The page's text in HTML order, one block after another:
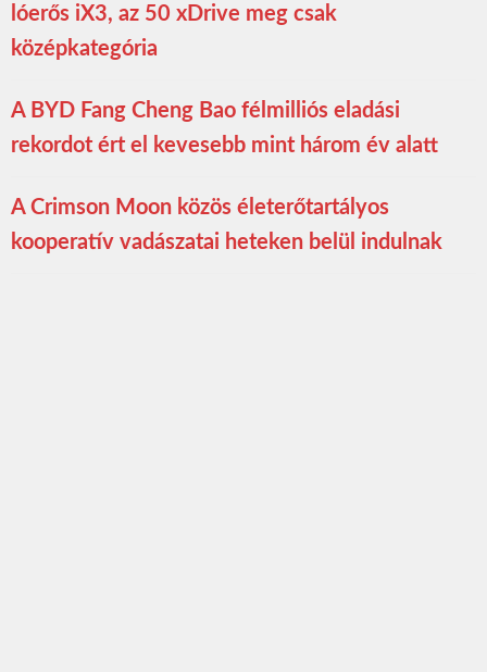
lóerős iX3, az 50 xDrive meg csak
középkategória
A BYD Fang Cheng Bao félmilliós eladási
rekordot ért el kevesebb mint három év alatt
A Crimson Moon közös életerőtartályos
kooperatív vadászatai heteken belül indulnak